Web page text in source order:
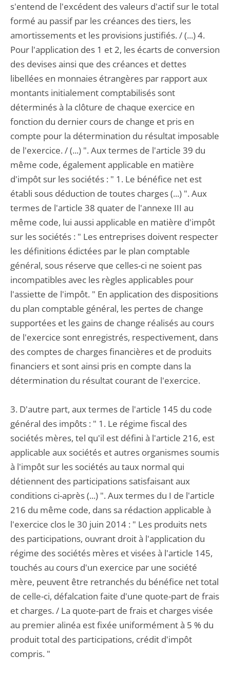
s'entend de l'excédent des valeurs d'actif sur le total
formé au passif par les créances des tiers, les
amortissements et les provisions justifiés. / (...) 4.
Pour l'application des 1 et 2, les écarts de conversion
des devises ainsi que des créances et dettes
libellées en monnaies étrangères par rapport aux
montants initialement comptabilisés sont
déterminés à la clôture de chaque exercice en
fonction du dernier cours de change et pris en
compte pour la détermination du résultat imposable
de l'exercice. / (...) ". Aux termes de l'article 39 du
même code, également applicable en matière
d'impôt sur les sociétés : " 1. Le bénéfice net est
établi sous déduction de toutes charges (...) ". Aux
termes de l'article 38 quater de l'annexe III au
même code, lui aussi applicable en matière d'impôt
sur les sociétés : " Les entreprises doivent respecter
les définitions édictées par le plan comptable
général, sous réserve que celles-ci ne soient pas
incompatibles avec les règles applicables pour
l'assiette de l'impôt. " En application des dispositions
du plan comptable général, les pertes de change
supportées et les gains de change réalisés au cours
de l'exercice sont enregistrés, respectivement, dans
des comptes de charges financières et de produits
financiers et sont ainsi pris en compte dans la
détermination du résultat courant de l'exercice.
3. D'autre part, aux termes de l'article 145 du code
général des impôts : " 1. Le régime fiscal des
sociétés mères, tel qu'il est défini à l'article 216, est
applicable aux sociétés et autres organismes soumis
à l'impôt sur les sociétés au taux normal qui
détiennent des participations satisfaisant aux
conditions ci-après (...) ". Aux termes du I de l'article
216 du même code, dans sa rédaction applicable à
l'exercice clos le 30 juin 2014 : " Les produits nets
des participations, ouvrant droit à l'application du
régime des sociétés mères et visées à l'article 145,
touchés au cours d'un exercice par une société
mère, peuvent être retranchés du bénéfice net total
de celle-ci, défalcation faite d'une quote-part de frais
et charges. / La quote-part de frais et charges visée
au premier alinéa est fixée uniformément à 5 % du
produit total des participations, crédit d'impôt
compris. "